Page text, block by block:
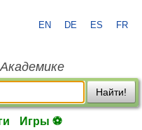
EN DE ES FR
Найти!
Игры ⚽